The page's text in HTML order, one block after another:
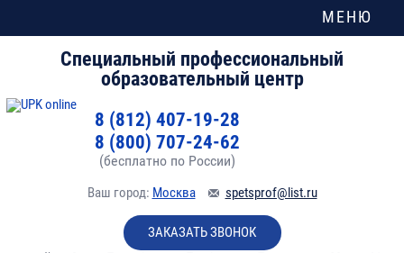
Специальный профессиональный
образовательный центр
8 (812) 407-19-28
8 (800) 707-24-62
(бесплатно по России)
Ваш город: Москва spetsprof@list.ru
ЗАКАЗАТЬ ЗВОНОК
МЕНЮ